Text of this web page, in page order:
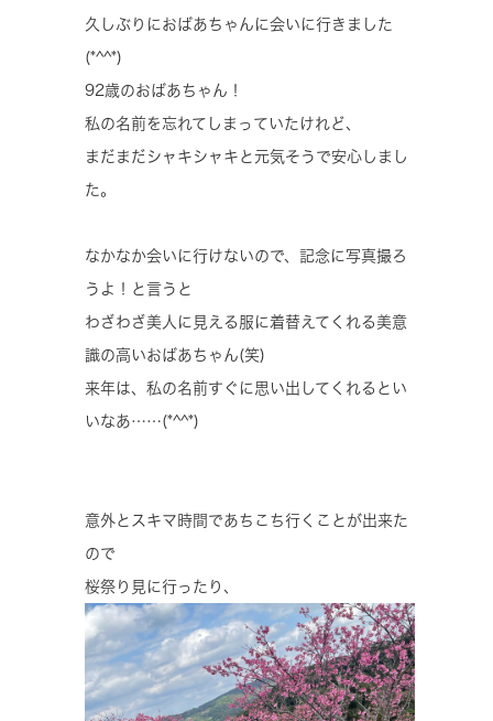
久しぶりにおばあちゃんに会いに行きました
(*^^*)
92歳のおばあちゃん！
私の名前を忘れてしまっていたけれど、
まだまだシャキシャキと元気そうで安心しまし
た。
なかなか会いに行けないので、記念に写真撮ろ
うよ！と言うと
わざわざ美人に見える服に着替えてくれる美意
識の高いおばあちゃん(笑)
来年は、私の名前すぐに思い出してくれるとい
いなあ……(*^^*)
意外とスキマ時間であちこち行くことが出来た
ので
桜祭り見に行ったり、